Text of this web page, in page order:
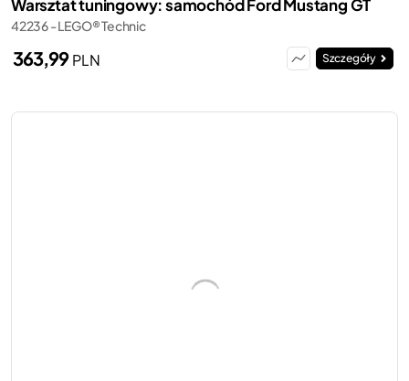
Warsztat tuningowy: samochód Ford Mustang GT
42236 - LEGO® Technic
363,99PLN Szczegóły